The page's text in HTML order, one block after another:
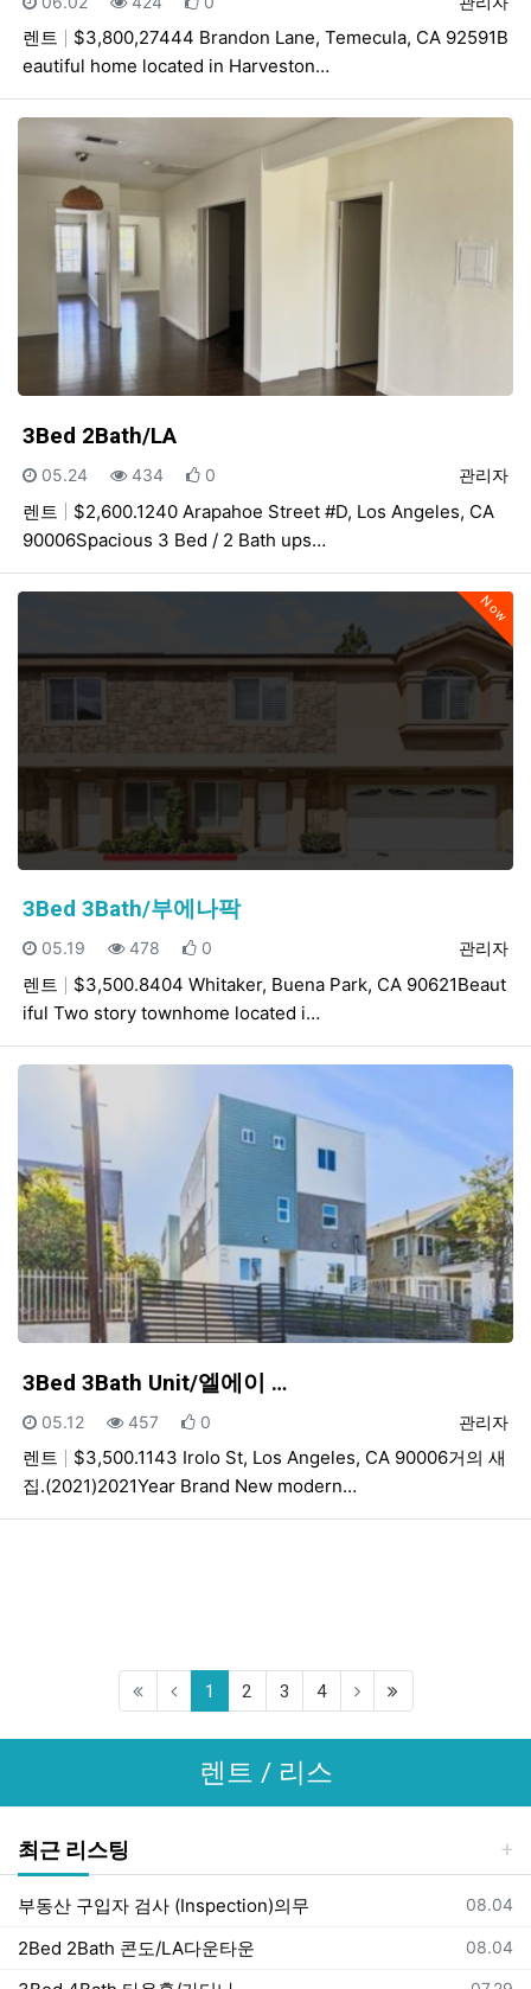
렌트
$3,800,27444 Brandon Lane, Temecula, CA 92591B
eautiful home located in Harveston…
3Bed 2Bath/LA
등록자
관리자
등록일
05.24 조회
434 추천
0
렌트
$2,600.1240 Arapahoe Street #D, Los Angeles, CA
90006Spacious 3 Bed / 2 Bath ups…
Now
3Bed 3Bath/부에나팍
등록자
관리자
등록일
05.19 조회
478 추천
0
렌트
$3,500.8404 Whitaker, Buena Park, CA 90621Beaut
iful Two story townhome located i…
3Bed 3Bath Unit/엘에이 …
등록자
관리자
등록일
05.12 조회
457 추천
0
렌트
$3,500.1143 Irolo St, Los Angeles, CA 90006거의 새
집.(2021)2021Year Brand New modern…
1 (current)
2 3 4
렌트 / 리스
최근 리스팅
등록일
08.04
부동산 구입자 검사 (Inspection)의무
등록일
08.04
2Bed 2Bath 콘도/LA다운타운